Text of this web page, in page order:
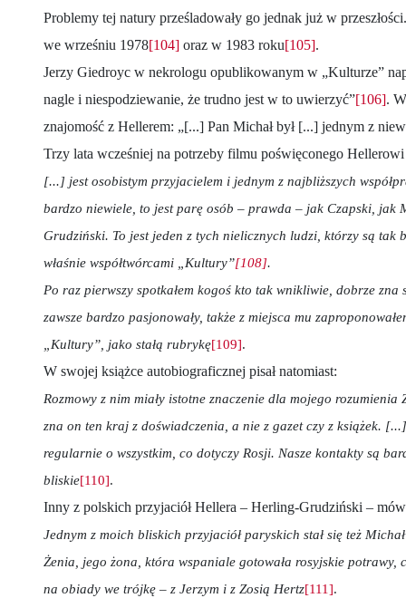
Problemy tej natury prześladowały go jednak już w
we wrześniu 1978[104] oraz w 1983 roku[105].
Jerzy Giedroyc w nekrologu opublikowanym w „Kulturze”
nagle i niespodziewanie, że trudno jest w to uwierzyć”[106].
znajomość z Hellerem: „[...] Pan Michał był [...] jednym z
Trzy lata wcześniej na potrzeby filmu poświęconego
[...] jest osobistym przyjacielem i jednym z najbliższych
bardzo niewiele, to jest parę osób – prawda – jak Czapski, jak
Grudziński. To jest jeden z tych nielicznych ludzi, którzy są tak
właśnie współtwórcami „Kultury”[108].
Po raz pierwszy spotkałem kogoś kto tak wnikliwie, dobrze zna
zawsze bardzo pasjonowały, także z miejsca mu
„Kultury”, jako stałą rubrykę[109].
W swojej książce autobiograficznej pisał natomiast:
Rozmowy z nim miały istotne znaczenie dla mojego rozumienia
zna on ten kraj z doświadczenia, a nie z gazet czy z książek.
regularnie o wszystkim, co dotyczy Rosji. Nasze kontakty są
bliskie[110].
Inny z polskich przyjaciół Hellera – Herling-Grudziński –
Jednym z moich bliskich przyjaciół paryskich stał się też
Żenia, jego żona, która wspaniale gotowała rosyjskie potrawy,
na obiady we trójkę – z Jerzym i z Zosią Hertz[111].